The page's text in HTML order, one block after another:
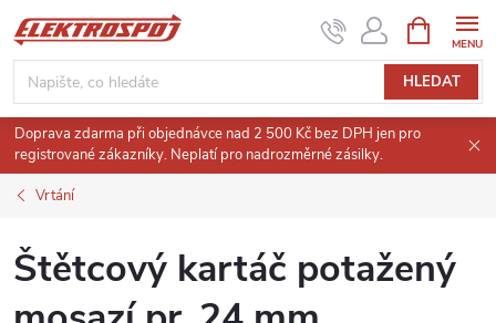
Přejít
na
obsah
HLEDAT
NÁKUPNÍ
KOŠÍK
Doprava zdarma při objednávce nad 2 500 Kč bez DPH jen pro
registrované zákazníky. Neplatí pro nadrozměrné zásilky.
Vrtání
Štětcový kartáč potažený